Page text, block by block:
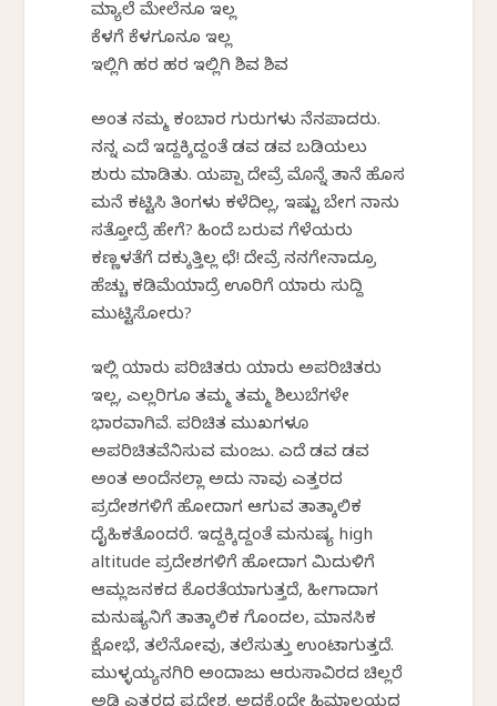
ಮ್ಯಾಲೆ ಮೇಲೆನೂ ಇಲ್ಲ
ಕೆಳಗೆ ಕೆಳಗೂನೂ ಇಲ್ಲ
ಇಲ್ಲಿಗಿ ಹರ ಹರ ಇಲ್ಲಿಗಿ ಶಿವ ಶಿವ
ಅಂತ ನಮ್ಮ ಕಂಬಾರ ಗುರುಗಳು ನೆನಪಾದರು.
ನನ್ನ ಎದೆ ಇದ್ದಕ್ಕಿದ್ದಂತೆ ಡವ ಡವ ಬಡಿಯಲು
ಶುರು ಮಾಡಿತು. ಯಪ್ಪಾ ದೇವ್ರೆ ಮೊನ್ನೆ ತಾನೆ ಹೊಸ
ಮನೆ ಕಟ್ಟಿಸಿ ತಿಂಗಳು ಕಳೆದಿಲ್ಲ, ಇಷ್ಟು ಬೇಗ ನಾನು
ಸತ್ತೋದ್ರೆ ಹೇಗೆ? ಹಿಂದೆ ಬರುವ ಗೆಳೆಯರು
ಕಣ್ಣಳತೆಗೆ ದಕ್ಕುತ್ತಿಲ್ಲ ಛೆ! ದೇವ್ರೆ ನನಗೇನಾದ್ರೂ
ಹೆಚ್ಚು ಕಡಿಮೆಯಾದ್ರೆ ಊರಿಗೆ ಯಾರು ಸುದ್ದಿ
ಮುಟ್ಟಿಸೋರು?
ಇಲ್ಲಿ ಯಾರು ಪರಿಚಿತರು ಯಾರು ಅಪರಿಚಿತರು
ಇಲ್ಲ, ಎಲ್ಲರಿಗೂ ತಮ್ಮ ತಮ್ಮ ಶಿಲುಬೆಗಳೇ
ಭಾರವಾಗಿವೆ. ಪರಿಚಿತ ಮುಖಗಳೂ
ಅಪರಿಚಿತವೆನಿಸುವ ಮಂಜು. ಎದೆ ಡವ ಡವ
ಅಂತ ಅಂದೆನಲ್ಲಾ ಅದು ನಾವು ಎತ್ತರದ
ಪ್ರದೇಶಗಳಿಗೆ ಹೋದಾಗ ಆಗುವ ತಾತ್ಕಾಲಿಕ
ದೈಹಿಕತೊಂದರೆ. ಇದ್ದಕ್ಕಿದ್ದಂತೆ ಮನುಷ್ಯ high
altitude ಪ್ರದೇಶಗಳಿಗೆ ಹೋದಾಗ ಮಿದುಳಿಗೆ
ಆಮ್ಲಜನಕದ ಕೊರತೆಯಾಗುತ್ತದೆ, ಹೀಗಾದಾಗ
ಮನುಷ್ಯನಿಗೆ ತಾತ್ಕಾಲಿಕ ಗೊಂದಲ, ಮಾನಸಿಕ
ಕ್ಷೋಭೆ, ತಲೆನೋವು, ತಲೆಸುತ್ತು ಉಂಟಾಗುತ್ತದೆ.
ಮುಳ್ಳಯ್ಯನಗಿರಿ ಅಂದಾಜು ಆರುಸಾವಿರದ ಚಿಲ್ಲರೆ